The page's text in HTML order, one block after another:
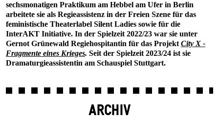
sechsmonatigen Praktikum am Hebbel am Ufer in Berlin
arbeitete sie als Regieassistenz in der Freien Szene für das
feministische Theaterlabel Silent Ladies sowie für die
InterAKT Initiative. In der Spielzeit 2022/23 war sie unter
Gernot Grünewald Regiehospitantin für das Projekt City X -
Fragmente eines Krieges. Seit der Spielzeit 2023/24 ist sie
Dramaturgieassistentin am Schauspiel Stuttgart.
ARCHIV